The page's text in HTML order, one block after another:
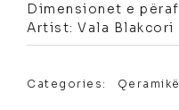
Dimensionet e
Artist: Vala Blakcori
Categories: Qeramikë